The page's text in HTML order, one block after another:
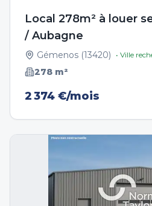
Local 278m² à louer
/ Aubagne
Gémenos (13420) • Ville
278 m²
2 374 €/mois